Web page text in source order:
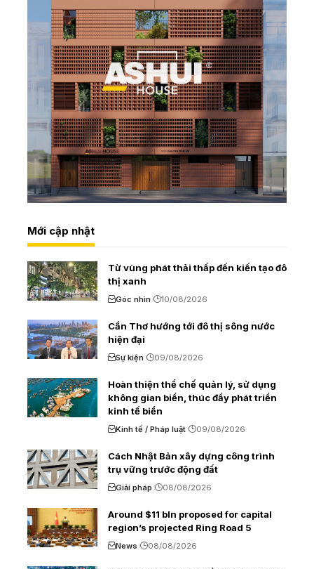
Mới cập nhật
Từ vùng phát thải thấp đến kiến tạo đô
thị xanh
Góc nhìn 10/08/2026
Cần Thơ hướng tới đô thị sông nước
hiện đại
Sự kiện 09/08/2026
Hoàn thiện thể chế quản lý, sử dụng
không gian biển, thúc đẩy phát triển
kinh tế biển
Kinh tế / Pháp luật 09/08/2026
Cách Nhật Bản xây dựng công trình
trụ vững trước động đất
Giải pháp 08/08/2026
Around $11 bln proposed for capital
region’s projected Ring Road 5
News 08/08/2026